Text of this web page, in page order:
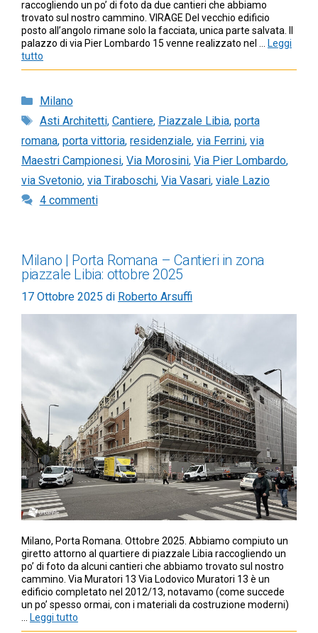
raccogliendo un po’ di foto da due cantieri che abbiamo
trovato sul nostro cammino. VIRAGE Del vecchio edificio
posto all’angolo rimane solo la facciata, unica parte salvata. Il
palazzo di via Pier Lombardo 15 venne realizzato nel …
Leggi
tutto
Categorie
Milano
Tag
Asti Architetti, Cantiere, Piazzale Libia, porta
romana, porta vittoria, residenziale, via Ferrini, via
Maestri Campionesi, Via Morosini, Via Pier Lombardo,
via Svetonio, via Tiraboschi, Via Vasari, viale Lazio
4 commenti
Milano | Porta Romana – Cantieri in zona
piazzale Libia: ottobre 2025
17 Ottobre 2025 di Roberto Arsuffi
Milano, Porta Romana. Ottobre 2025. Abbiamo compiuto un
giretto attorno al quartiere di piazzale Libia raccogliendo un
po’ di foto da alcuni cantieri che abbiamo trovato sul nostro
cammino. Via Muratori 13 Via Lodovico Muratori 13 è un
edificio completato nel 2012/13, notavamo (come succede
un po’ spesso ormai, con i materiali da costruzione moderni)
Leggi tutto